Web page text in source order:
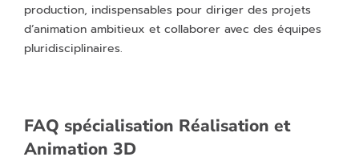
production, indispensables pour diriger des projets
d’animation ambitieux et collaborer avec des équipes
pluridisciplinaires.
FAQ spécialisation Réalisation et
Animation 3D